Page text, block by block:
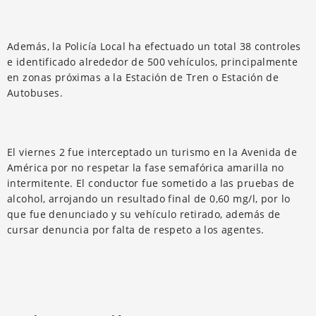
Además, la Policía Local ha efectuado un total 38 controles
e identificado alrededor de 500 vehículos, principalmente
en zonas próximas a la Estación de Tren o Estación de
Autobuses.
El viernes 2 fue interceptado un turismo en la Avenida de
América por no respetar la fase semafórica amarilla no
intermitente. El conductor fue sometido a las pruebas de
alcohol, arrojando un resultado final de 0,60 mg/l, por lo
que fue denunciado y su vehículo retirado, además de
cursar denuncia por falta de respeto a los agentes.